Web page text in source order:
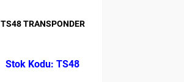
TS48 TRANSPONDER
TS48